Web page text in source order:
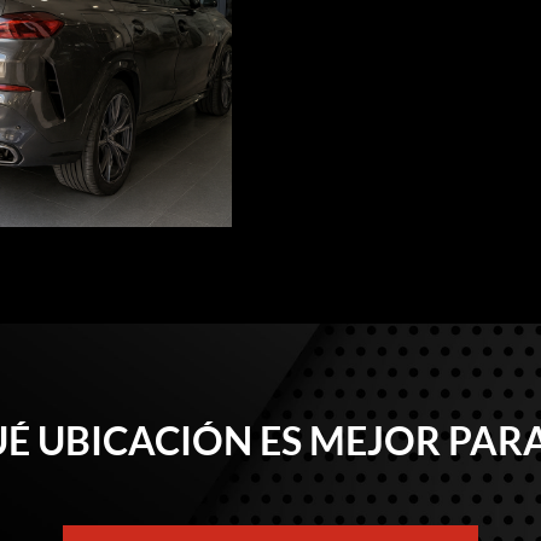
UBICACIÓN ES MEJOR